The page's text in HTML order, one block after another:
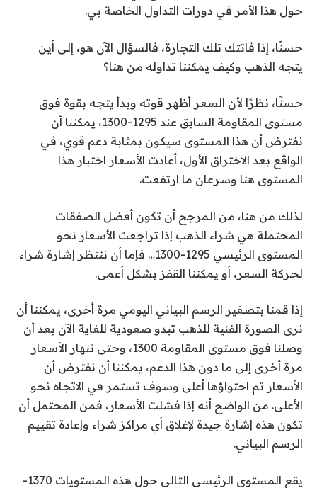
حول هذا الأمر في دورات التداول الخاصة بي.
حسنًا، إذا فاتتك تلك التجارة، فالسؤال الآن هو، إلى أين
يتجه الذهب وكيف يمكننا تداوله من هنا؟
حسنًا، نظرًا لأن السعر أظهر قوته وبدأ يتجه بقوة فوق
مستوى المقاومة السابق عند 1295-1300، يمكننا أن
نفترض أن هذا المستوى سيكون بمثابة دعم قوي، في
الواقع بعد الاختراق الأول، أعادت الأسعار اختبار هذا
المستوى هنا وسرعان ما ارتفعت.
لذلك من هنا، من المرجح أن تكون أفضل الصفقات
المحتملة هي شراء الذهب إذا تراجعت الأسعار نحو
المستوى الرئيسي 1295-1300… فإما أن ننتظر إشارة شراء
لحركة السعر، أو يمكننا القفز بشكل أعمى.
إذا قمنا بتصغير الرسم البياني اليومي مرة أخرى، يمكننا أن
نرى الصورة الفنية للذهب تبدو صعودية للغاية الآن بعد أن
وصلنا فوق مستوى المقاومة 1300، وحتى تنهار الأسعار
مرة أخرى إلى ما دون هذا الدعم، يمكننا أن نفترض أن
الأسعار تم احتواؤها أعلى وسوف تستمر في الاتجاه نحو
الأعلى. من الواضح أنه إذا فشلت الأسعار، فمن المحتمل أن
تكون هذه إشارة جيدة لإغلاق أي مراكز شراء وإعادة تقييم
الرسم البياني.
يقع المستوى الرئيسي التالي حول هذه المستويات 1370-